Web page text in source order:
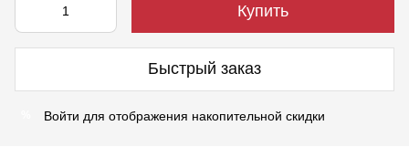
Купить
Быстрый заказ
Войти для отображения накопительной скидки